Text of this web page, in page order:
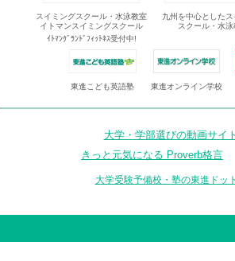
スイミングスクール・水泳教室
イトマンスイミングスクール
ｲﾄﾏﾝｸﾞﾗﾝﾄﾞﾌｨｯﾄﾈｽ受付中!
九州を中心とした
スクール・水泳
東進こども英語塾 東進オンライン学校
大学・学部選びの動画サイ
きっと元気になる Proverb格言
大学受験予備校・塾の東進ドッ